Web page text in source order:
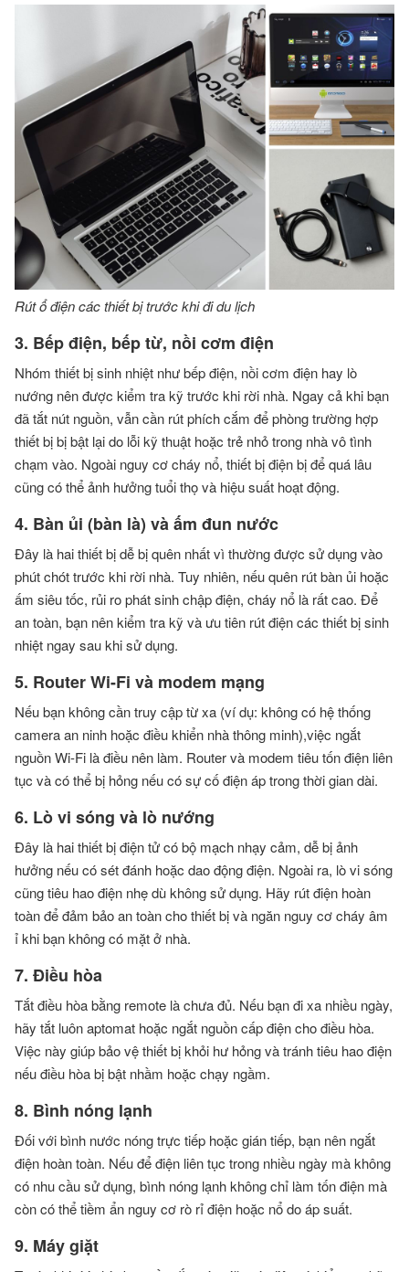
Rút ổ điện các thiết bị trước khi đi du lịch
3. Bếp điện, bếp từ, nồi cơm điện
Nhóm thiết bị sinh nhiệt như bếp điện, nồi cơm điện hay lò
nướng nên được kiểm tra kỹ trước khi rời nhà. Ngay cả khi bạn
đã tắt nút nguồn, vẫn cần rút phích cắm để phòng trường hợp
thiết bị bị bật lại do lỗi kỹ thuật hoặc trẻ nhỏ trong nhà vô tình
chạm vào. Ngoài nguy cơ cháy nổ, thiết bị điện bị để quá lâu
cũng có thể ảnh hưởng tuổi thọ và hiệu suất hoạt động.
4. Bàn ủi (bàn là) và ấm đun nước
Đây là hai thiết bị dễ bị quên nhất vì thường được sử dụng vào
phút chót trước khi rời nhà. Tuy nhiên, nếu quên rút bàn ủi hoặc
ấm siêu tốc, rủi ro phát sinh chập điện, cháy nổ là rất cao. Để
an toàn, bạn nên kiểm tra kỹ và ưu tiên rút điện các thiết bị sinh
nhiệt ngay sau khi sử dụng.
5. Router Wi-Fi và modem mạng
Nếu bạn không cần truy cập từ xa (ví dụ: không có hệ thống
camera an ninh hoặc điều khiển nhà thông minh),việc ngắt
nguồn Wi-Fi là điều nên làm. Router và modem tiêu tốn điện liên
tục và có thể bị hỏng nếu có sự cố điện áp trong thời gian dài.
6. Lò vi sóng và lò nướng
Đây là hai thiết bị điện tử có bộ mạch nhạy cảm, dễ bị ảnh
hưởng nếu có sét đánh hoặc dao động điện. Ngoài ra, lò vi sóng
cũng tiêu hao điện nhẹ dù không sử dụng. Hãy rút điện hoàn
toàn để đảm bảo an toàn cho thiết bị và ngăn nguy cơ cháy âm
ỉ khi bạn không có mặt ở nhà.
7. Điều hòa
Tắt điều hòa bằng remote là chưa đủ. Nếu bạn đi xa nhiều ngày,
hãy tắt luôn aptomat hoặc ngắt nguồn cấp điện cho điều hòa.
Việc này giúp bảo vệ thiết bị khỏi hư hỏng và tránh tiêu hao điện
nếu điều hòa bị bật nhầm hoặc chạy ngầm.
8. Bình nóng lạnh
Đối với bình nước nóng trực tiếp hoặc gián tiếp, bạn nên ngắt
điện hoàn toàn. Nếu để điện liên tục trong nhiều ngày mà không
có nhu cầu sử dụng, bình nóng lạnh không chỉ làm tốn điện mà
còn có thể tiềm ẩn nguy cơ rò rỉ điện hoặc nổ do áp suất.
9. Máy giặt